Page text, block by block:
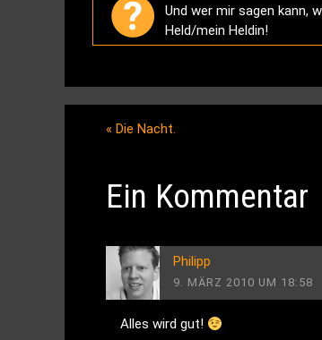
Und wer mir sagen kann,
Held/mein Heldin!
« Die Nacht.
Ein Kommentar
Philipp
9. MÄRZ 2010 UM 18:58
Alles wird gut!